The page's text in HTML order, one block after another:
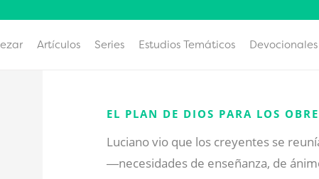
Artículos Series Estudios Temáticos Devocionales
EL PLAN DE DIOS PARA LOS
Luciano vio que los creyentes se
―necesidades de enseñanza, de